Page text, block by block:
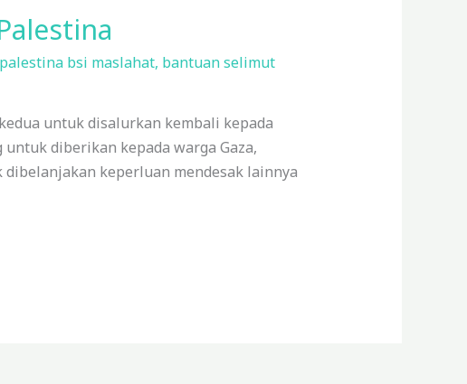
bsi maslahat, bantuan selimut
untuk disalurkan kembali kepada
diberikan kepada warga Gaza,
keperluan mendesak lainnya